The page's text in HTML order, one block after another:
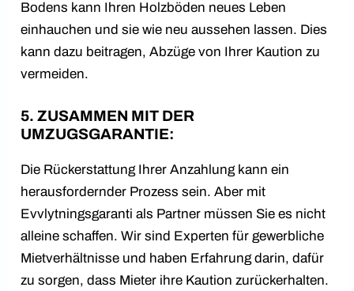
Bodens kann Ihren Holzböden neues Leben
einhauchen und sie wie neu aussehen lassen. Dies
kann dazu beitragen, Abzüge von Ihrer Kaution zu
vermeiden.
5. ZUSAMMEN MIT DER
UMZUGSGARANTIE:
Die Rückerstattung Ihrer Anzahlung kann ein
herausfordernder Prozess sein. Aber mit
Evvlytningsgaranti als Partner müssen Sie es nicht
alleine schaffen. Wir sind Experten für gewerbliche
Mietverhältnisse und haben Erfahrung darin, dafür
zu sorgen, dass Mieter ihre Kaution zurückerhalten.